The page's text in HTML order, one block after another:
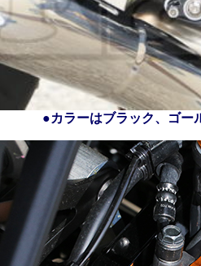
●カラーはブラック、ゴー